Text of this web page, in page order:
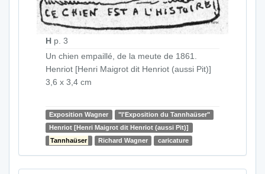
H p. 3
Un chien empaillé, de la meute de 1861.
Henriot [Henri Maigrot dit Henriot (aussi Pit)]
3,6 x 3,4 cm
Exposition Wagner
"l'Exposition du Tannhaüser"
Henriot [Henri Maigrot dit Henriot (aussi Pit)]
Tannhaüser
Richard Wagner caricature